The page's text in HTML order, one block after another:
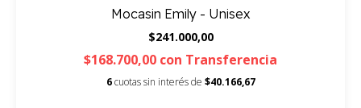
Mocasin Emily - Unisex
$241.000,00
$168.700,00 con Transferencia
6 cuotas sin interés de $40.166,67